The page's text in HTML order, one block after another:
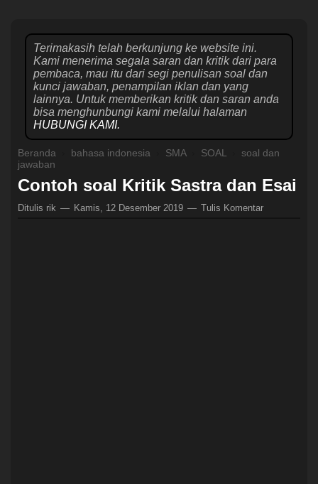
Terimakasih telah berkunjung ke website ini.
Kami menerima segala saran dan kritik dari para
pembaca, mau itu dari segi penulisan soal dan
kunci jawaban, penampilan iklan dan yang
lainnya. Untuk memberikan kritik dan saran anda
bisa menghunbungi kami melalui halaman
HUBUNGI KAMI.
Beranda bahasa indonesia SMA SOAL
soal dan
jawaban
Contoh soal Kritik Sastra dan Esai
Ditulis rik Kamis, 12 Desember 2019 Tulis Komentar